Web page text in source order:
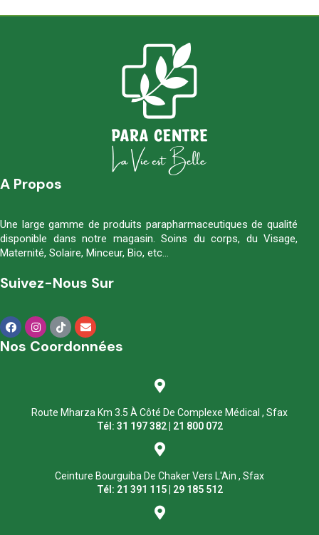
A Propos
Une large gamme de produits parapharmaceutiques de qualité
disponible dans notre magasin. Soins du corps, du Visage,
Maternité, Solaire, Minceur, Bio, etc…
Suivez-Nous Sur
Nos Coordonnées
Route Mharza Km 3.5 À Côté De Complexe Médical , Sfax
Tél: 31 197 382 | 21 800 072
Ceinture Bourguiba De Chaker Vers L'Ain , Sfax
Tél: 21 391 115 | 29 185 512